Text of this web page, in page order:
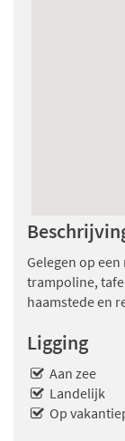
Gelegen op
trampoline,
haamstede en
Ligging
Aan zee
Landelijk
Op